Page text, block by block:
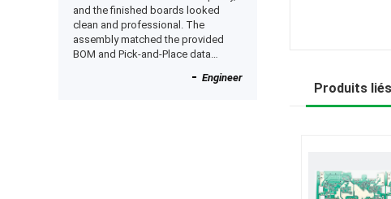
Produits liés
and the finished boards looked
clean and professional. The
assembly matched the provided
BOM and Pick-and-Place data
expected after receiving the boards.
Engineer